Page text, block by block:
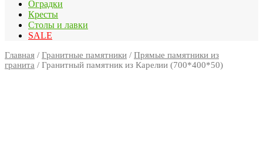
Оградки
Кресты
Столы и лавки
SALE
Главная / Гранитные памятники / Прямые памятники из
гранита / Гранитный памятник из Карелии (700*400*50)